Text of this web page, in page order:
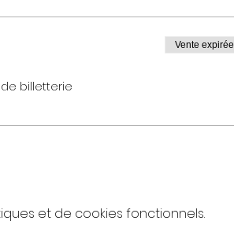
billetterie
Vente expirée
et de cookies fonctionnels.